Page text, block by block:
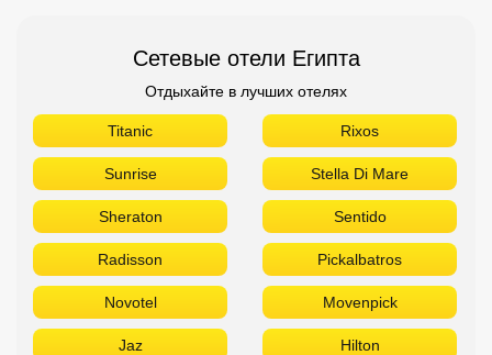
Сетевые отели Египта
Отдыхайте в лучших отелях
Titanic Rixos
Sunrise Stella Di Mare
Sheraton Sentido
Radisson Pickalbatros
Novotel Movenpick
Jaz Hilton